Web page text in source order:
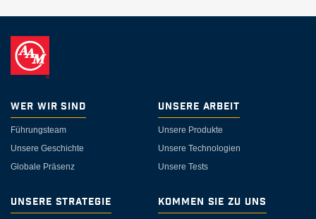
Wer wir sind
Führungsteam
Unsere Geschichte
Globale Präsenz
Unsere Arbeit
Unsere Produkte
Unsere Technologien
Unsere Tests
Unsere Strategie Kommen Sie zu uns